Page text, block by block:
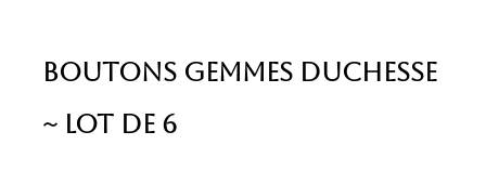
Boutons Gemmes Duchesse
~ Lot de 6